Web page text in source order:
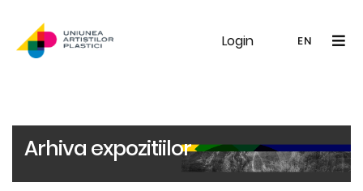
Login EN
UAP Galerie Noutăți
Arhiva expozitiilor